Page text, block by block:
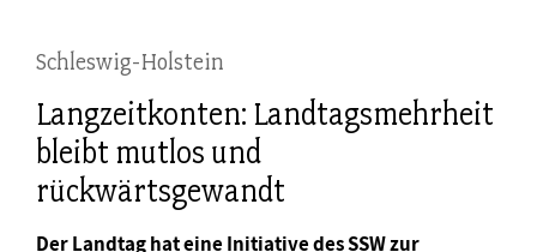
Schleswig-Holstein
Langzeitkonten: Landtagsmehrheit
bleibt mutlos und
rückwärtsgewandt
Der Landtag hat eine Initiative des SSW zur